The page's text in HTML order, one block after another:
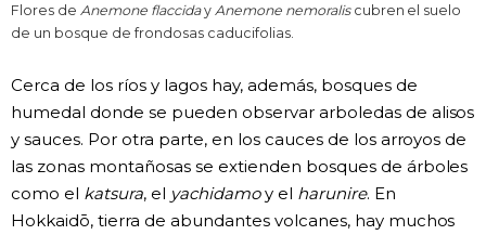
Flores de Anemone flacciday Anemone nemoraliscubren el suelo
de un bosque de frondosas caducifolias.
Cerca de los ríos y lagos hay, además, bosques de
humedal donde se pueden observar arboledas de alisos
y sauces. Por otra parte, en los cauces de los arroyos de
las zonas montañosas se extienden bosques de árboles
como el katsura, el yachidamoy el harunire. En
Hokkaidō, tierra de abundantes volcanes, hay muchos